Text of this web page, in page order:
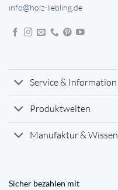
info@holz-liebling.de
Service & Information
Produktwelten
Manufaktur & Wissen
Sicher bezahlen mit